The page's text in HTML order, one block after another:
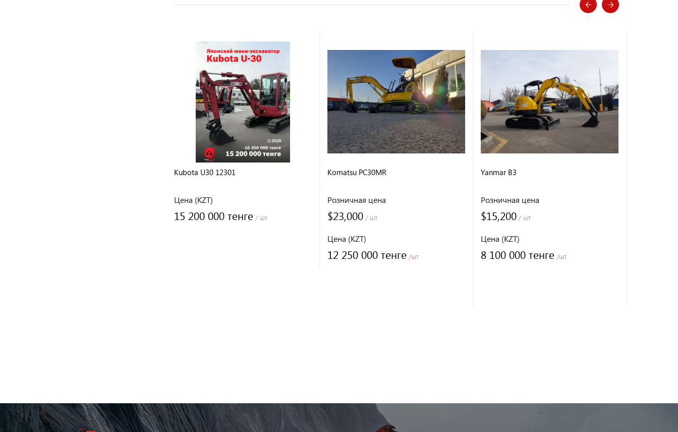
Kubota U30 12301
Цена (KZT)
15 200 000 тенге / шт
Komatsu PC30MR
Розничная цена
$23,000 / шт
Цена (KZT)
12 250 000 тенге /шт
Yanmar B3
Розничная цена
$15,200 / шт
Цена (KZT)
8 100 000 тенге /шт